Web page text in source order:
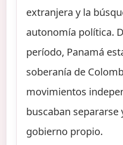
extranjera y la
autonomía política.
período, Panamá
soberanía de
movimientos
buscaban separarse
gobierno propio.